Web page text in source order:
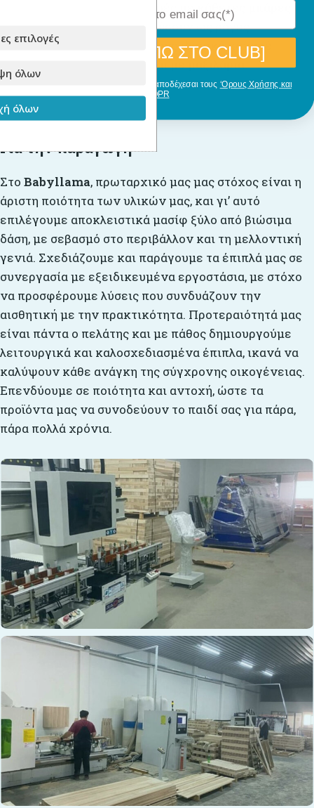
ασφαλείας σε τρεις πλευρές με κάθετες μπάρες
που μπορούν να χρησιμεύσουν ως ράγες
ασφαλείας. Αποτελεί επίσης ιδανικό καναπέ-
κρεβάτι όταν συνδυάζεται με μαξιλάρια.
Για την παραγωγή
Στο Babyllama, πρωταρχικό μας μας στόχος είναι η
άριστη ποιότητα των υλικών μας, και γι’ αυτό
επιλέγουμε αποκλειστικά μασίφ ξύλο από βιώσιμα
δάση, με σεβασμό στο περιβάλλον και τη μελλοντική
γενιά. Σχεδιάζουμε και παράγουμε τα έπιπλά μας σε
συνεργασία με εξειδικευμένα εργοστάσια, με στόχο
να προσφέρουμε λύσεις που συνδυάζουν την
αισθητική με την πρακτικότητα. Προτεραιότητά μας
είναι πάντα ο πελάτης και με πάθος δημιουργούμε
λειτουργικά και καλοσχεδιασμένα έπιπλα, ικανά να
καλύψουν κάθε ανάγκη της σύγχρονης οικογένειας.
Επενδύουμε σε ποιότητα και αντοχή, ώστε τα
προϊόντα μας να συνοδεύουν το παιδί σας για πάρα,
πάρα πολλά χρόνια.
επιλογές
όλων
όλων
[ΘΕΛΩ ΝΑ ΜΠΩ ΣΤΟ CLUB]
Με την εγγραφή σου, δηλώνεις ότι αποδέχεσαι τους ‘Ορους Χρήσης και
GDPR